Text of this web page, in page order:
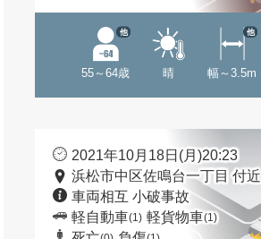
55～64歳
他
晴 幅～3.5m
他
2021年10月18日(月)20:23
浜松市中区佐鳴台一丁目 付近
車両相互 小破事故
軽自動車(1) 軽貨物車(1)